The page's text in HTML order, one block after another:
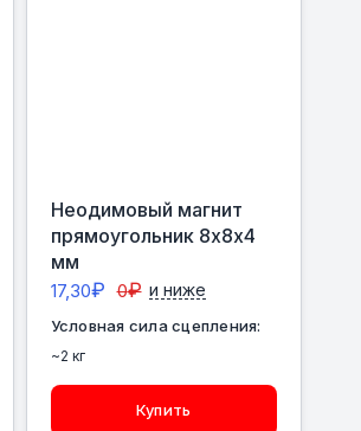
Неодимовый магнит
прямоугольник 8х8х4
мм
17,30₽ 0₽ и ниже
Условная сила сцепления:
~2 кг
Купить